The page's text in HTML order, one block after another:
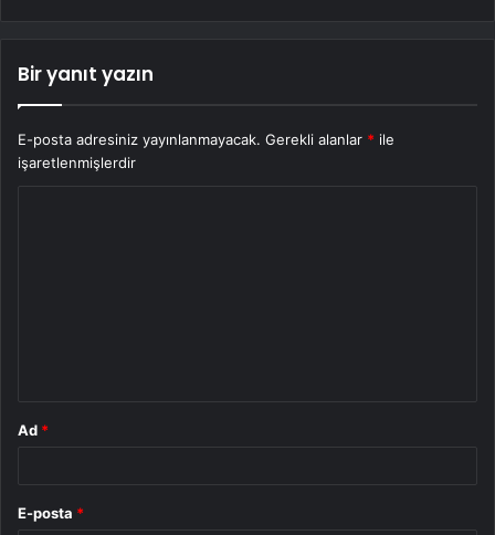
Bir yanıt yazın
E-posta adresiniz yayınlanmayacak. Gerekli alanlar * ile
işaretlenmişlerdir
Ad *
E-posta *